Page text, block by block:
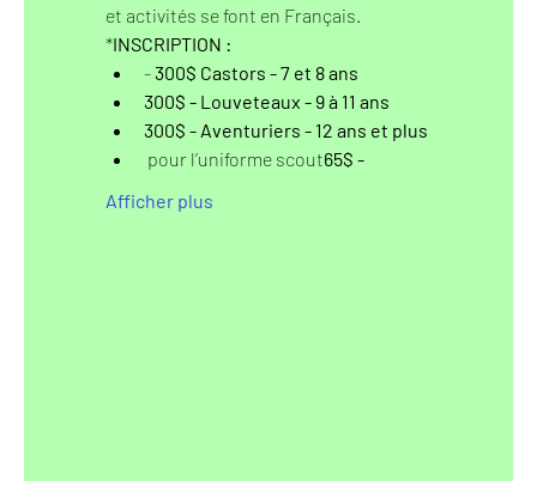
et activités se font en Français.
*INSCRIPTION
- 300$ Castors - 7 et 8 ans
300$ - Louveteaux - 9 à 11 ans
300$ - Aventuriers - 12 ans et plus
pour l’uniforme scout65$ -
Afficher plus